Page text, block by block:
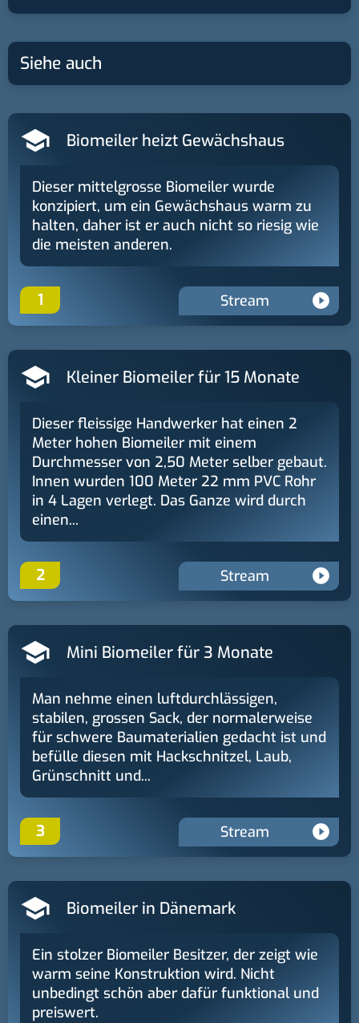
Siehe auch
Biomeiler heizt Gewächshaus
Dieser mittelgrosse Biomeiler wurde
konzipiert, um ein Gewächshaus warm zu
halten, daher ist er auch nicht so riesig wie
die meisten anderen.
1 Stream
Kleiner Biomeiler für 15 Monate
Dieser fleissige Handwerker hat einen 2
Meter hohen Biomeiler mit einem
Durchmesser von 2,50 Meter selber gebaut.
Innen wurden 100 Meter 22 mm PVC Rohr
in 4 Lagen verlegt. Das Ganze wird durch
einen...
2 Stream
Mini Biomeiler für 3 Monate
Man nehme einen luftdurchlässigen,
stabilen, grossen Sack, der normalerweise
für schwere Baumaterialien gedacht ist und
befülle diesen mit Hackschnitzel, Laub,
Grünschnitt und...
3 Stream
Biomeiler in Dänemark
Ein stolzer Biomeiler Besitzer, der zeigt wie
warm seine Konstruktion wird. Nicht
unbedingt schön aber dafür funktional und
preiswert.